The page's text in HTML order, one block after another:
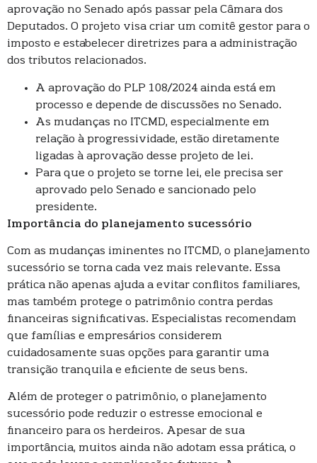
aprovação no Senado após passar pela Câmara dos
Deputados. O projeto visa criar um comitê gestor para o
imposto e estabelecer diretrizes para a administração
dos tributos relacionados.
A aprovação do PLP 108/2024 ainda está em
processo e depende de discussões no Senado.
As mudanças no ITCMD, especialmente em
relação à progressividade, estão diretamente
ligadas à aprovação desse projeto de lei.
Para que o projeto se torne lei, ele precisa ser
aprovado pelo Senado e sancionado pelo
presidente.
Importância do planejamento sucessório
Com as mudanças iminentes no ITCMD, o planejamento
sucessório se torna cada vez mais relevante. Essa
prática não apenas ajuda a evitar conflitos familiares,
mas também protege o patrimônio contra perdas
financeiras significativas. Especialistas recomendam
que famílias e empresários considerem
cuidadosamente suas opções para garantir uma
transição tranquila e eficiente de seus bens.
Além de proteger o patrimônio, o planejamento
sucessório pode reduzir o estresse emocional e
financeiro para os herdeiros. Apesar de sua
importância, muitos ainda não adotam essa prática, o